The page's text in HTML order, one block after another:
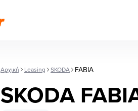
Αρχική Leasing SKODA FABIA
SKODA